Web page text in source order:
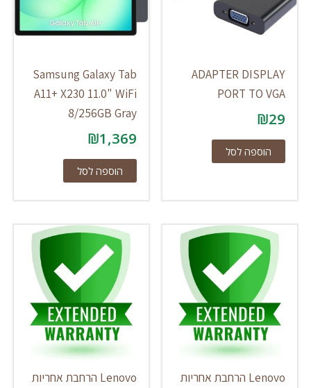
ADAPTER DISPLAY
PORT TO VGA
₪29
הוספה לסל
Samsung Galaxy Tab
A11+ X230 11.0" WiFi
8/256GB Gray
₪1,369
הוספה לסל
Lenovo הרחבת אחריות
Lenovo הרחבת אחריות